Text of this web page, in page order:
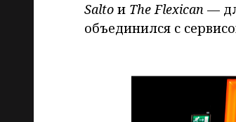
Salto и The Flexican —
объединился с